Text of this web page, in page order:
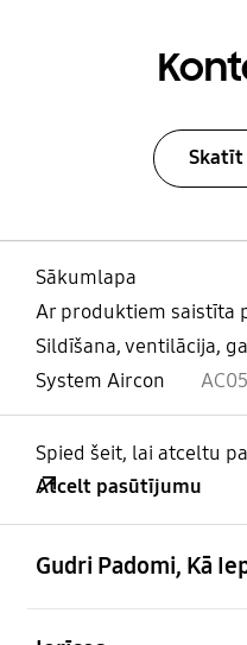
Sākumlapa
Ar produktiem saistīta
Sildīšana, ventilācija,
System Aircon
Spied šeit, lai atceltu
Atcelt pasūtījumu
Gudri Padomi, Kā